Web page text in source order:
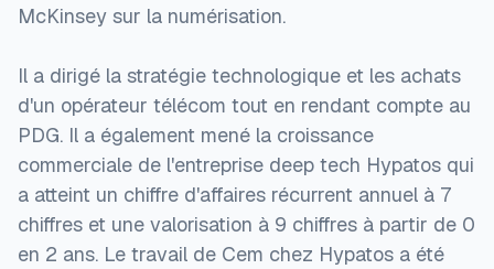
McKinsey sur la numérisation.
Il a dirigé la stratégie technologique et les achats
d'un opérateur télécom tout en rendant compte au
PDG. Il a également mené la croissance
commerciale de l'entreprise deep tech Hypatos qui
a atteint un chiffre d'affaires récurrent annuel à 7
chiffres et une valorisation à 9 chiffres à partir de 0
en 2 ans. Le travail de Cem chez Hypatos a été